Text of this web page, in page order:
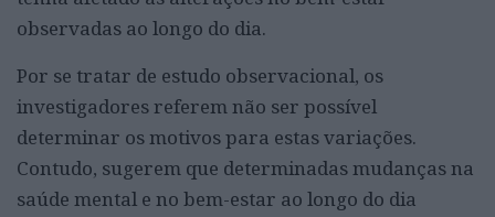
observadas ao longo do dia.
Por se tratar de estudo observacional, os
investigadores referem não ser possível
determinar os motivos para estas variações.
Contudo, sugerem que determinadas mudanças na
saúde mental e no bem-estar ao longo do dia